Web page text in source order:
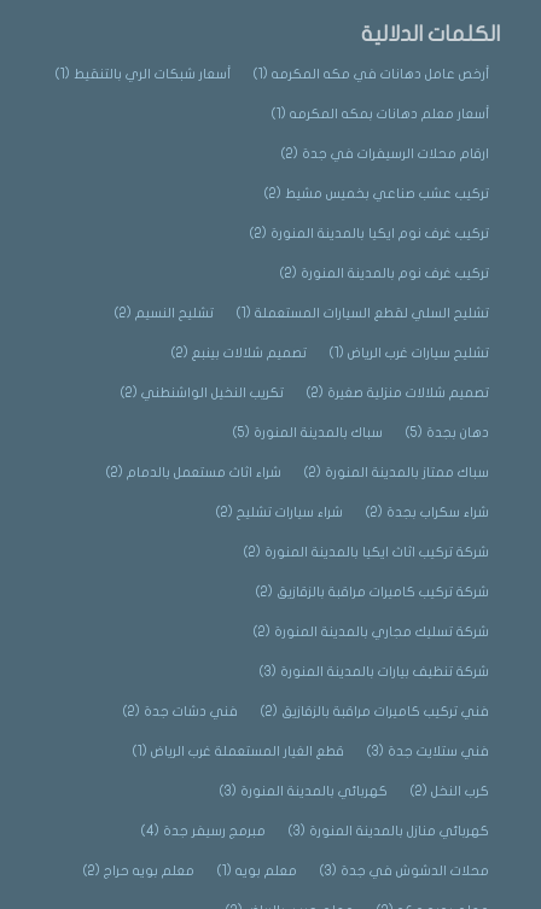
الكلمات الدلالية
أرخص عامل دهانات في مكه المكرمه(1) أسعار شبكات الري بالتنقيط (1)
أسعار معلم دهانات بمكه المكرمه(1)
ارقام محلات الرسيفرات في جدة (2)
تركيب عشب صناعي بخميس مشيط (2)
تركيب غرف نوم ايكيا بالمدينة المنورة (2)
تركيب غرف نوم بالمدينة المنورة (2)
تشليح السلي لقطع السيارات المستعملة(1) تشليح النسيم (2)
تشليح سيارات غرب الرياض(1) تصميم شلالات بينبع (2)
تصميم شلالات منزلية صغيرة (2) تكريب النخيل الواشنطني(2)
دهان بجدة (5) سباك بالمدينة المنورة (5)
سباك ممتاز بالمدينة المنورة (2) شراء اثاث مستعمل بالدمام (2)
شراء سكراب بجدة (2) شراء سيارات تشليح (2)
شركة تركيب اثاث ايكيا بالمدينة المنورة (2)
شركة تركيب كاميرات مراقبة بالزقازيق (2)
شركة تسليك مجاري بالمدينة المنورة (2)
شركة تنظيف بيارات بالمدينة المنورة (3)
فني تركيب كاميرات مراقبة بالزقازيق (2) فني دشات جدة (2)
فني ستلايت جدة (3) قطع الغيار المستعملة غرب الرياض(1)
كرب النخل(2) كهربائي بالمدينة المنورة (3)
كهربائي منازل بالمدينة المنورة (3) مبرمج رسيفر جدة (4)
محلات الدشوش في جدة (3) معلم بويه(1) معلم بويه حراج (2)